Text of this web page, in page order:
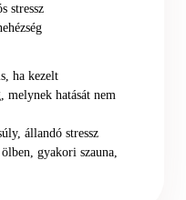
stressz
ha kezelt
melynek hatását nem
állandó stressz
gyakori szauna,